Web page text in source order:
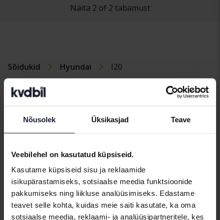
Nõusolek Üksikasjad Teave
Veebilehel on kasutatud küpsiseid.
Kasutame küpsiseid sisu ja reklaamide
isikupärastamiseks, sotsiaalse meedia funktsioonide
pakkumiseks ning liikluse analüüsimiseks. Edastame
teavet selle kohta, kuidas meie saiti kasutate, ka oma
sotsiaalse meedia, reklaami- ja analüüsipartneritele, kes
Näita 2 of 2 tabamust
Sõidukid Hyundai I20
Hyundaimudelid
Automargid